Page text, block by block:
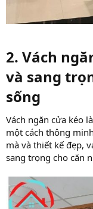
2. Vách
và sang
sống​
Vách ngăn cửa kéo
một cách thông
mà và thiết kế đẹp,
sang trọng cho căn